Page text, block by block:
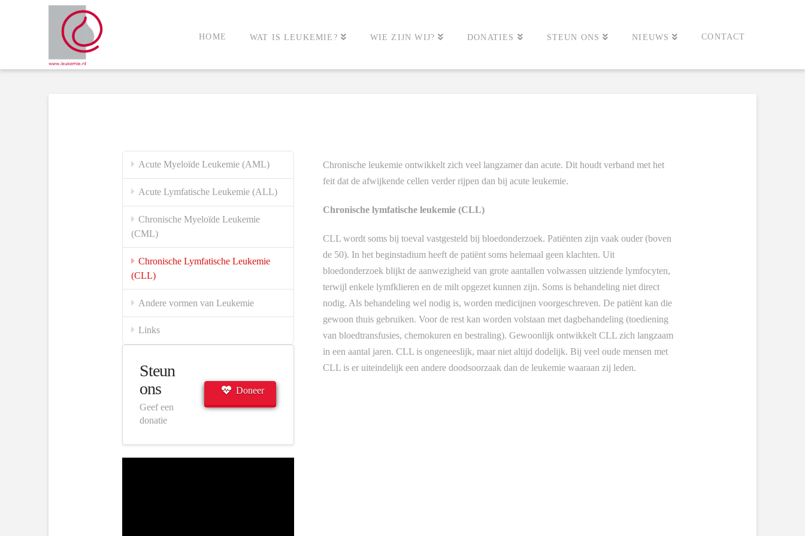
HOME WAT IS LEUKEMIE? WIE ZIJN WIJ? DONATIES STEUN ONS NIEUWS CONTACT
Acute Myeloïde Leukemie (AML)
Acute Lymfatische Leukemie (ALL)
Chronische Myeloïde Leukemie
(CML)
Chronische Lymfatische Leukemie
(CLL)
Andere vormen van Leukemie
Links
Steun
ons
Geef een
donatie
Doneer
Chronische leukemie ontwikkelt zich veel langzamer dan acute. Dit houdt verband met het
feit dat de afwijkende cellen verder rijpen dan bij acute leukemie.
Chronische lymfatische leukemie (CLL)
CLL wordt soms bij toeval vastgesteld bij bloedonderzoek. Patiënten zijn vaak ouder (boven
de 50). In het beginstadium heeft de patiënt soms helemaal geen klachten. Uit
bloedonderzoek blijkt de aanwezigheid van grote aantallen volwassen uitziende lymfocyten,
terwijl enkele lymfklieren en de milt opgezet kunnen zijn. Soms is behandeling niet direct
nodig. Als behandeling wel nodig is, worden medicijnen voorgeschreven. De patiënt kan die
gewoon thuis gebruiken. Voor de rest kan worden volstaan met dagbehandeling (toediening
van bloedtransfusies, chemokuren en bestraling). Gewoonlijk ontwikkelt CLL zich langzaam
in een aantal jaren. CLL is ongeneeslijk, maar niet altijd dodelijk. Bij veel oude mensen met
CLL is er uiteindelijk een andere doodsoorzaak dan de leukemie waaraan zij leden.